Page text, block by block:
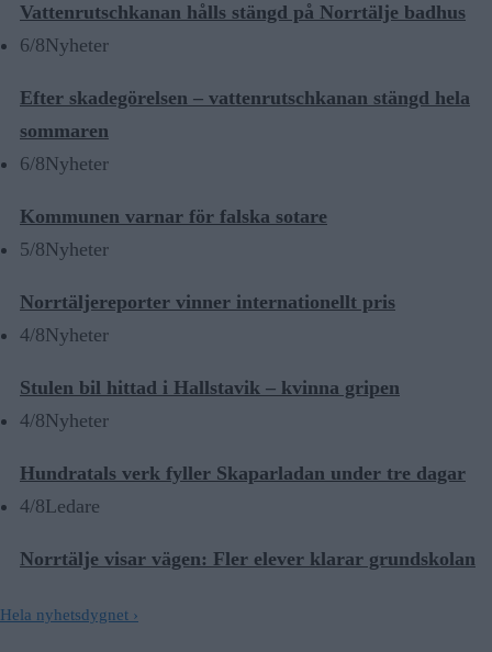
Vattenrutschkanan hålls stängd på Norrtälje badhus
6/8Nyheter
Efter skadegörelsen – vattenrutschkanan stängd hela
sommaren
6/8Nyheter
Kommunen varnar för falska sotare
5/8Nyheter
Norrtäljereporter vinner internationellt pris
4/8Nyheter
Stulen bil hittad i Hallstavik – kvinna gripen
4/8Nyheter
Hundratals verk fyller Skaparladan under tre dagar
4/8Ledare
Norrtälje visar vägen: Fler elever klarar grundskolan
Hela nyhetsdygnet ›